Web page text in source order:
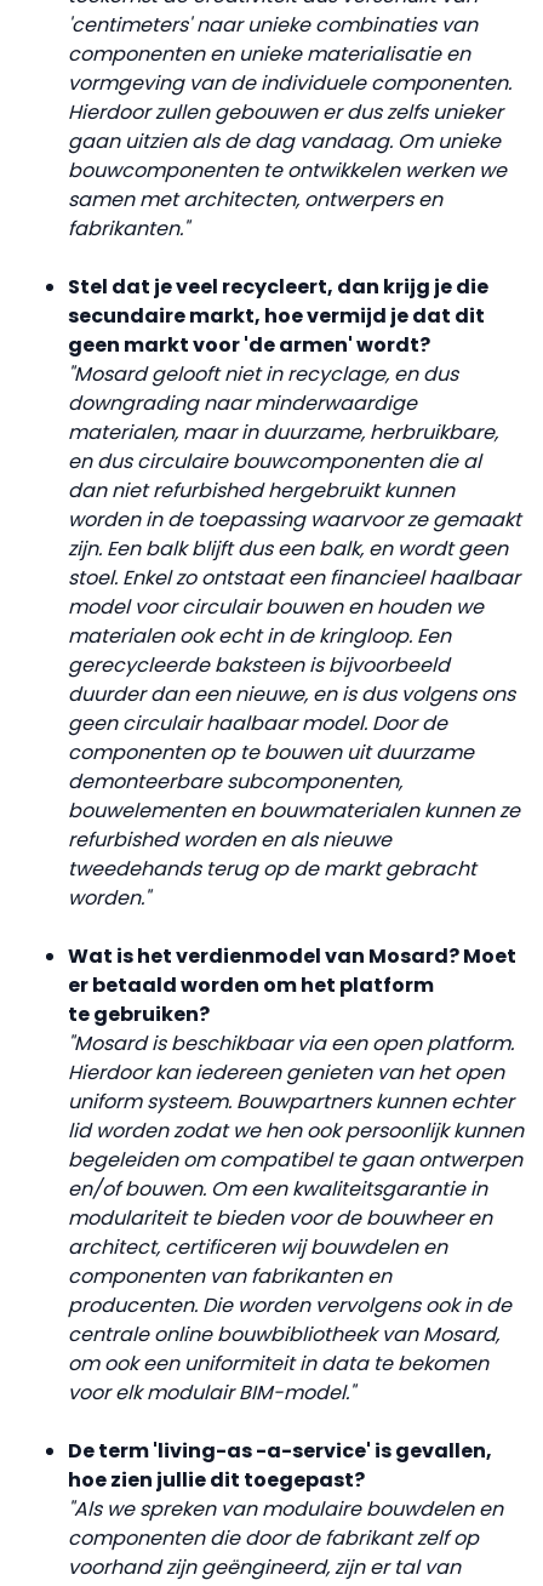
'centimeters' naar unieke combinaties van
componenten en unieke materialisatie en
vormgeving van de individuele componenten.
Hierdoor zullen gebouwen er dus zelfs unieker
gaan uitzien als de dag vandaag. Om unieke
bouwcomponenten te ontwikkelen werken we
samen met architecten, ontwerpers en
fabrikanten."
Stel dat je veel recycleert, dan krijg je die
secundaire markt, hoe vermijd je dat dit
geen markt voor 'de armen' wordt?
"Mosard gelooft niet in recyclage, en dus
downgrading naar minderwaardige
materialen, maar in duurzame, herbruikbare,
en dus circulaire bouwcomponenten die al
dan niet refurbished hergebruikt kunnen
worden in de toepassing waarvoor ze gemaakt
zijn. Een balk blijft dus een balk, en wordt geen
stoel. Enkel zo ontstaat een financieel haalbaar
model voor circulair bouwen en houden we
materialen ook echt in de kringloop. Een
gerecycleerde baksteen is bijvoorbeeld
duurder dan een nieuwe, en is dus volgens ons
geen circulair haalbaar model. Door de
componenten op te bouwen uit duurzame
demonteerbare subcomponenten,
bouwelementen en bouwmaterialen kunnen ze
refurbished worden en als nieuwe
tweedehands terug op de markt gebracht
worden."
Wat is het verdienmodel van Mosard? Moet
er betaald worden om het platform
tegebruiken?
"Mosard is beschikbaar via een open platform.
Hierdoor kan iedereen genieten van het open
uniform systeem. Bouwpartners kunnen echter
lid worden zodat we hen ook persoonlijk kunnen
begeleiden om compatibel te gaan ontwerpen
en/of bouwen. Om een kwaliteitsgarantie in
modulariteit te bieden voor de bouwheer en
architect, certificeren wij bouwdelen en
componenten van fabrikanten en
producenten. Die worden vervolgens ook in de
centrale online bouwbibliotheek van Mosard,
om ook een uniformiteit in data te bekomen
voor elk modulair BIM-model."
De term 'living-as -a-service' is gevallen,
hoe zien jullie dit toegepast?
"Als we spreken van modulaire bouwdelen en
componenten die door de fabrikant zelf op
voorhand zijn geëngineerd, zijn er tal van